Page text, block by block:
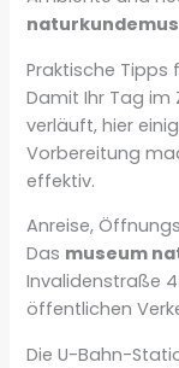
Praktische Tipps
Damit Ihr Tag im
verläuft, hier
Vorbereitung
effektiv.
Anreise,
Das museum
Invalidenstraße
öffentlichen
Die U-Bahn-